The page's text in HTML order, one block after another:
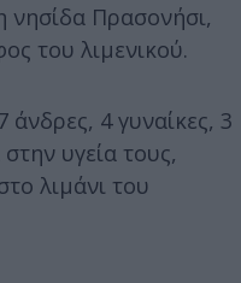
νησίδα Πρασονήσι,
του λιμενικού.
4 γυναίκες, 3
υγεία τους,
λιμάνι του